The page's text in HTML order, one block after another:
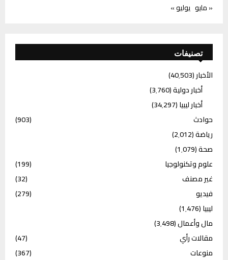
« مايو يوليو »
تصنيفات
الأخبار(40٬503)
أخبار دولية(3٬760)
أخبار ليبيا(34٬297)
حوادث
(903)
رياضة(2٬012)
صحة(1٬079)
علوم وتكنولوجيا
(199)
غير مصنف
(32)
فيديو
(279)
ليبيا(1٬476)
مال وأعمال(3٬498)
مقالات رأي
(47)
منوعات
(367)